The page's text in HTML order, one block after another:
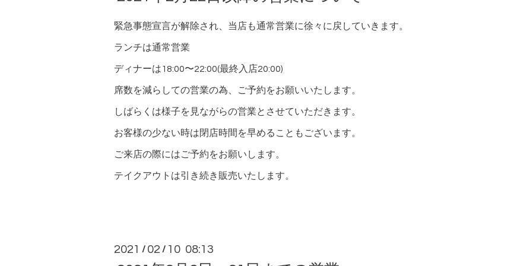
緊急事態宣言が解除され、当店も通常営業に徐々に戻していきます。
ランチは通常営業
ディナーは18:00〜22:00(最終入店20:00)
席数を減らしての営業の為、ご予約をお願いいたします。
しばらくは様子を見ながらの営業とさせていただきます。
お客様の少ない時は閉店時間を早めることもございます。
ご来店の際にはご予約をお願いします。
テイクアウトは引き続き販売いたします。
2021 / 02 / 10 08:13